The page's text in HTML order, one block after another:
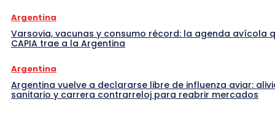
Argentina
Varsovia, vacunas y consumo récord: la agenda avícola
CAPIA trae a la Argentina
Argentina
Argentina vuelve a declararse libre de influenza aviar:
sanitario y carrera contrarreloj para reabrir mercados